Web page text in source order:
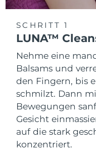
SCHRITT 1
LUNA™
Nehme eine
Balsams und
den Fingern, bis
schmilzt. Dann
Bewegungen
Gesicht
auf die stark
konzentriert.